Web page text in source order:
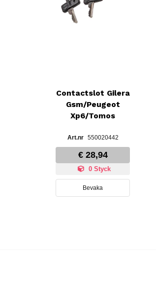
Contactslot Gilera
Gsm/Peugeot
Xp6/Tomos
550020442
€ 28,94
0 Styck
Bevaka